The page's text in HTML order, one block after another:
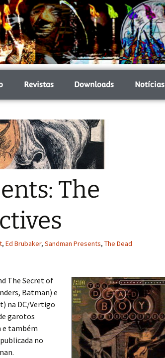
Revistas Downloads Notícias
The
, Ed Brubaker, Sandman Presents, The Dead
The Secret of
Batman) e
na DC/Vertigo
garotos
e também
no